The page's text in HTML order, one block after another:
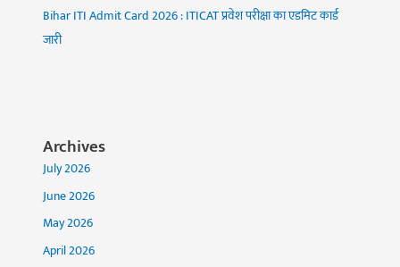
Bihar ITI Admit Card 2026 : ITICAT प्रवेश परीक्षा का एडमिट कार्ड
जारी
Archives
July 2026
June 2026
May 2026
April 2026